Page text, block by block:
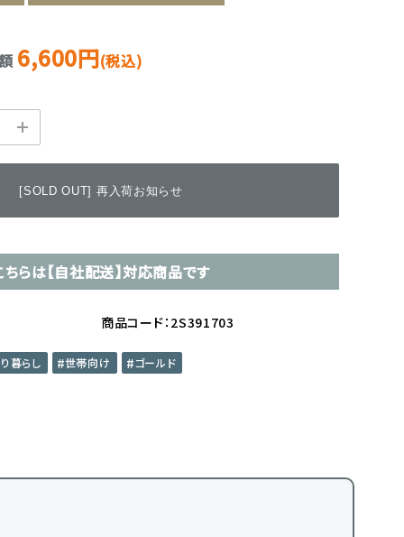
6,600円(税込)
[SOLD OUT] 再入荷お知らせ
ちらは【自社配送】対応商品です
商品コード：2S391703
暮らし 世帯向け ゴールド